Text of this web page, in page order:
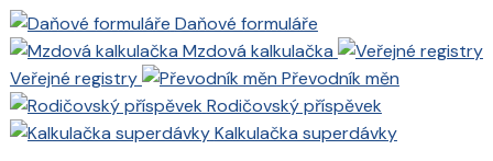
Daňové formuláře
Mzdová kalkulačka
Veřejné registry
Převodník měn
Rodičovský příspěvek
Kalkulačka superdávky